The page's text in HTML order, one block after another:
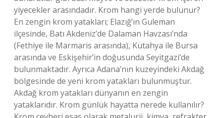
yiyecekler arasındadır. Krom hangi yerde bulunur?
En zengin krom yatakları; Elazığ’ın Guleman
ilçesinde, Batı Akdeniz’de Dalaman Havzası’nda
(Fethiye ile Marmaris arasında), Kütahya ile Bursa
arasında ve Eskişehir’in doğusunda Seyitgazi’de
bulunmaktadır. Ayrıca Adana’nın kuzeyindeki Akdağ
bölgesinde de yeni krom yatakları bulunmuştur.
Akdağ krom yatakları dünyanın en zengin
yataklarıdır. Krom günlük hayatta nerede kullanılır?